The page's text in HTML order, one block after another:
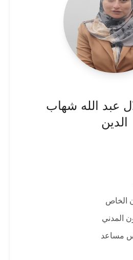
عبد الله شهاب
الدين
الخاص
المدني
مساعد